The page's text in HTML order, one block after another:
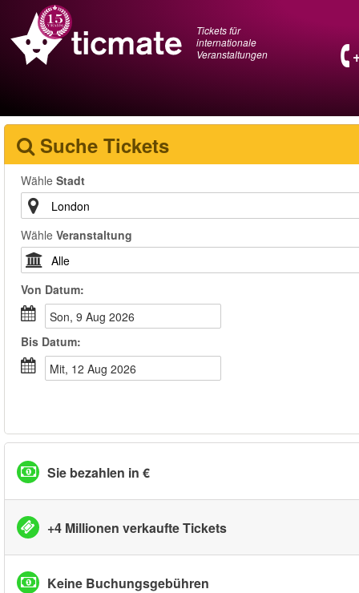
Tickets für
internationale
Veranstaltungen
Suche Tickets
Wähle Stadt
Wähle Veranstaltung
Von Datum:
Son, 9 Aug 2026
Bis Datum:
Mit, 12 Aug 2026
Sie bezahlen in €
+4 Millionen verkaufte Tickets
Keine Buchungsgebühren